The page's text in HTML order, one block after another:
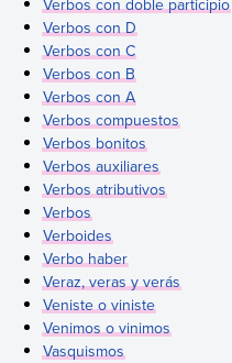
Verbos con doble participio
Verbos con D
Verbos con C
Verbos con B
Verbos con A
Verbos compuestos
Verbos bonitos
Verbos auxiliares
Verbos atributivos
Verbos
Verboides
Verbo haber
Veraz, veras y verás
Veniste o viniste
Venimos o vinimos
Vasquismos